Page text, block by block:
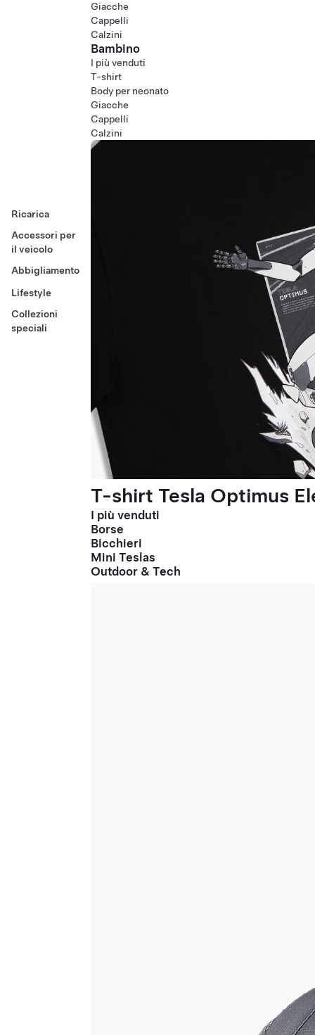
Ricarica
Accessori per
il veicolo
Abbigliamento
Lifestyle
Collezioni
speciali
Giacche
Cappelli
Calzini
Bambino
I più venduti
T-shirt
Body per neonato
Giacche
Cappelli
Calzini
T-shirt Tesla Optimus
I più venduti
Borse
Bicchieri
Mini Teslas
Outdoor & Tech